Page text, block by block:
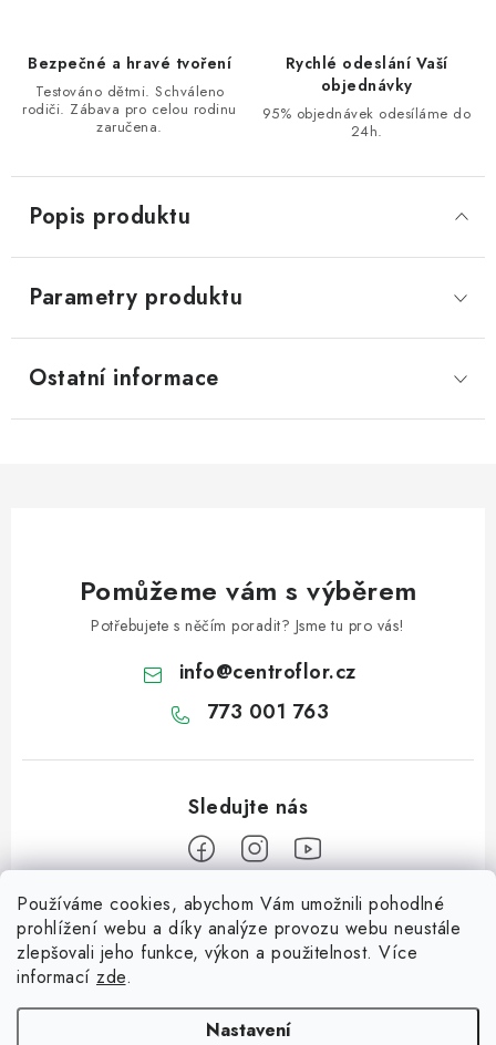
Používáme cookies, abychom Vám umožnili pohodlné
prohlížení webu a díky analýze provozu webu neustále
zlepšovali jeho funkce, výkon a použitelnost. Více
informací zde.
Nastavení
Bezpečné a hravé tvoření
Testováno dětmi. Schváleno
rodiči. Zábava pro celou rodinu
zaručena.
Rychlé odeslání Vaší
objednávky
95% objednávek odesíláme do
24h.
Popis produktu
Parametry produktu
Ostatní informace
Pomůžeme vám s výběrem
Potřebujete s něčím poradit? Jsme tu pro vás!
info@centroflor.cz
773 001 763
Informace pro vás
Dopravné
Tipy na tvoření